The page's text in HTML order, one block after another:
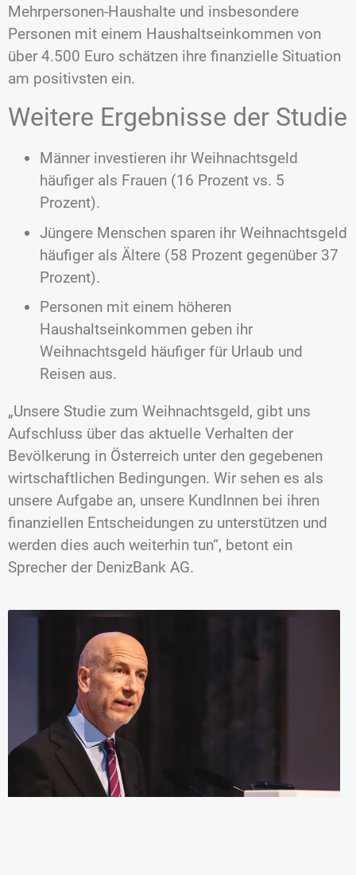
Mehrpersonen-Haushalte und insbesondere
Personen mit einem Haushaltseinkommen von
über 4.500 Euro schätzen ihre finanzielle Situation
am positivsten ein.
Weitere Ergebnisse der Studie
Männer investieren ihr Weihnachtsgeld
häufiger als Frauen (16 Prozent vs. 5
Prozent).
Jüngere Menschen sparen ihr Weihnachtsgeld
häufiger als Ältere (58 Prozent gegenüber 37
Prozent).
Personen mit einem höheren
Haushaltseinkommen geben ihr
Weihnachtsgeld häufiger für Urlaub und
Reisen aus.
„Unsere Studie zum Weihnachtsgeld, gibt uns
Aufschluss über das aktuelle Verhalten der
Bevölkerung in Österreich unter den gegebenen
wirtschaftlichen Bedingungen. Wir sehen es als
unsere Aufgabe an, unsere KundInnen bei ihren
finanziellen Entscheidungen zu unterstützen und
werden dies auch weiterhin tun“, betont ein
Sprecher der DenizBank AG.